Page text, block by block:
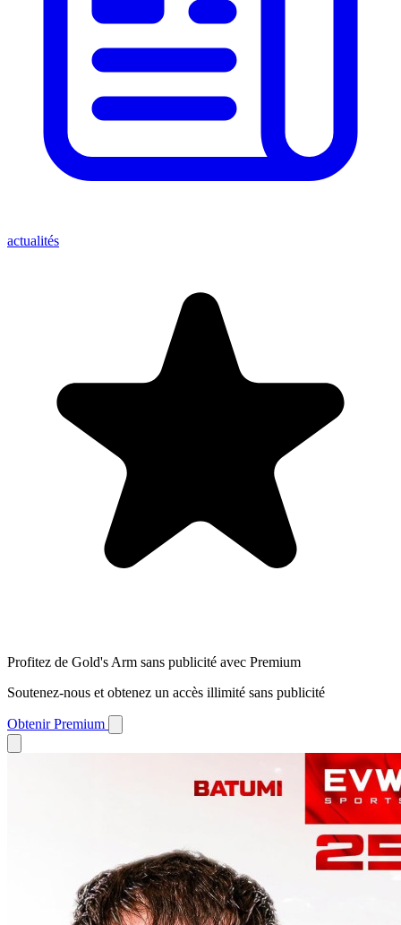
actualités
Profitez de Gold's Arm sans publicité avec Premium
Soutenez-nous et obtenez un accès illimité sans publicité
Obtenir Premium